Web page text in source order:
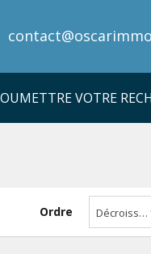
VOTRE
Ordre Décroissant